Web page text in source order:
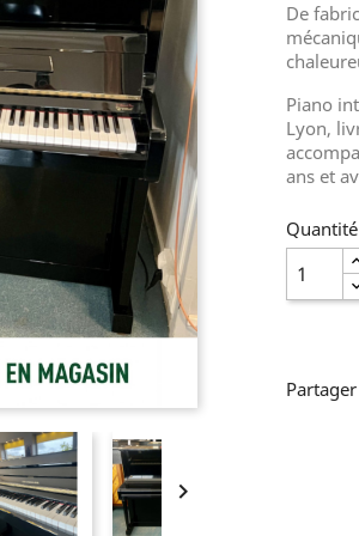

De
Piano
Lyon,
ans et
Quantité
Partager